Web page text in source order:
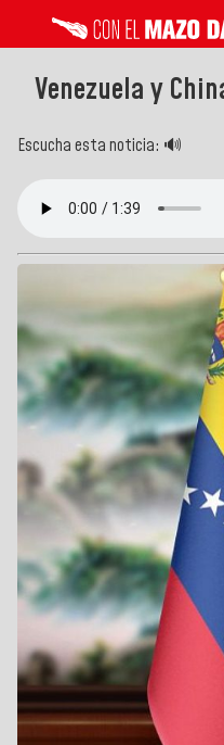
Venezuela y
Escucha esta noticia: 🔊